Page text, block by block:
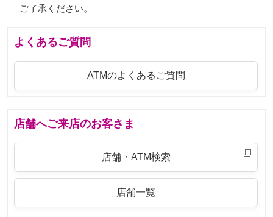
ご了承ください。
よくあるご質問
ATMのよくあるご質問
店舗へご来店のお客さま
店舗・ATM検索
店舗一覧